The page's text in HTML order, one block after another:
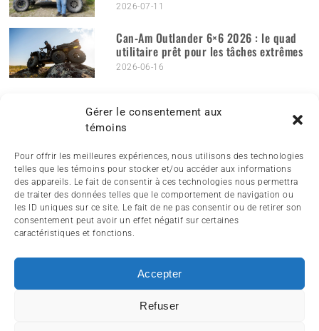
Gérer le consentement aux
témoins
Pour offrir les meilleures expériences, nous utilisons des technologies
telles que les témoins pour stocker et/ou accéder aux informations
des appareils. Le fait de consentir à ces technologies nous permettra
de traiter des données telles que le comportement de navigation ou
les ID uniques sur ce site. Le fait de ne pas consentir ou de retirer son
consentement peut avoir un effet négatif sur certaines
caractéristiques et fonctions.
Accepter
Refuser
2026-07-11
Can-Am Outlander 6×6 2026 : le quad
utilitaire prêt pour les tâches extrêmes
2026-06-16
PUBLICATIONS MENSUELLES Publications
ACCUEIL ACTUALITÉ ARTICLES
ESSAIS